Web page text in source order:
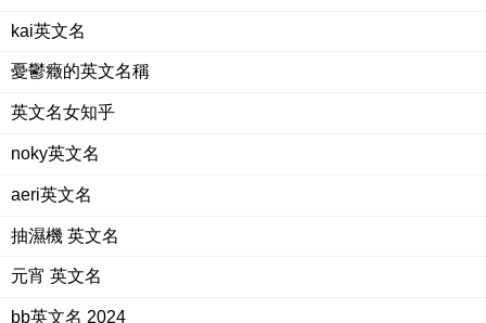
kai英文名
憂鬱癥的英文名稱
英文名女知乎
noky英文名
aeri英文名
抽濕機 英文名
元宵 英文名
bb英文名 2024